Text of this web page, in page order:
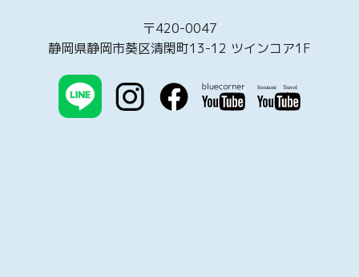
〒420-0047
静岡県静岡市葵区清閑町13-12 ツインコア1F